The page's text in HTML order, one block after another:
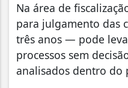
Na área de
para julgamento das
três anos — pode
processos sem
analisados dentro do